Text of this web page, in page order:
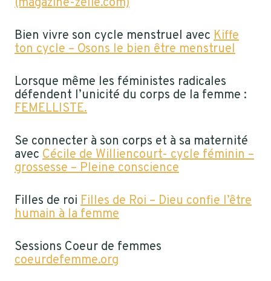
Bien vivre son cycle menstruel avec Kiffe
ton cycle – Osons le bien être menstruel
Lorsque même les féministes radicales
défendent l’unicité du corps de la femme :
FEMELLISTE.
Se connecter à son corps et à sa maternité
avec Cécile de Williencourt- cycle féminin –
grossesse – Pleine conscience
Filles de roi Filles de Roi – Dieu confie l’être
humain à la femme
Sessions Coeur de femmes
coeurdefemme.org